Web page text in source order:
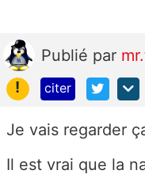
Publié par
!
citer
Je vais regarder
Il est vrai que la